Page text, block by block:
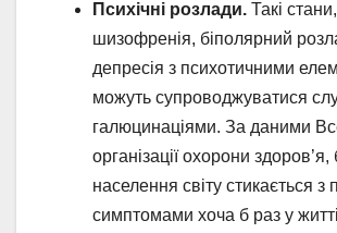
Психічні розлади. Такі
шизофренія, біполярний
депресія з психотичними
можуть супроводжуватися
галюцинаціями. За даними
організації охорони
населення світу стикається з
симптомами хоча б раз у